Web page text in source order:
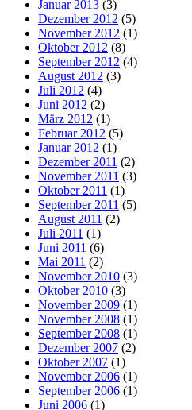
Januar 2013 (3)
Dezember 2012 (5)
November 2012 (1)
Oktober 2012 (8)
September 2012 (4)
August 2012 (3)
Juli 2012 (4)
Juni 2012 (2)
März 2012 (1)
Februar 2012 (5)
Januar 2012 (1)
Dezember 2011 (2)
November 2011 (3)
Oktober 2011 (1)
September 2011 (5)
August 2011 (2)
Juli 2011 (1)
Juni 2011 (6)
Mai 2011 (2)
November 2010 (3)
Oktober 2010 (3)
November 2009 (1)
November 2008 (1)
September 2008 (1)
Dezember 2007 (2)
Oktober 2007 (1)
November 2006 (1)
September 2006 (1)
Juni 2006 (1)